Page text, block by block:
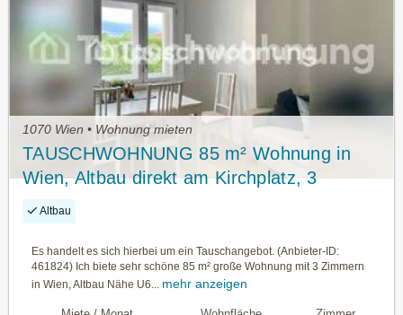
1070 Wien • Wohnung mieten
TAUSCHWOHNUNG 85 m² Wohnung in
Wien, Altbau direkt am Kirchplatz, 3
Zimmer
Altbau
Es handelt es sich hierbei um ein Tauschangebot. (Anbieter-ID:
461824) Ich biete sehr schöne 85 m² große Wohnung mit 3 Zimmern
in Wien, Altbau Nähe U6... mehr anzeigen